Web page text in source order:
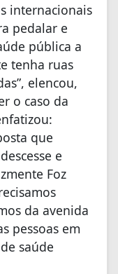
internacionais
pedalar e
pública a
tenha ruas
elencou,
o caso da
que
e
Foz
da avenida
pessoas em
saúde